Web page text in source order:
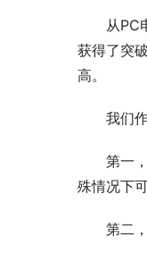
从PC
获得了突
高。
我们
第一
殊情况下
第二